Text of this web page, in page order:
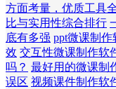
方面考量，优质工具
比与实用性综合排行
底有多强 ppt微课制
效 交互性微课制作软
吗？ 最好用的微课制
误区 视频课件制作软